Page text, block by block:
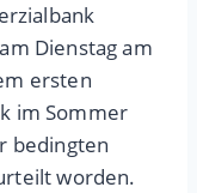
Dienstag am
ersten
im Sommer
bedingten
worden.